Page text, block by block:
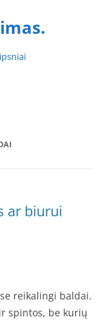
ar biurui
reikalingi baldai.
spintos, be kurių